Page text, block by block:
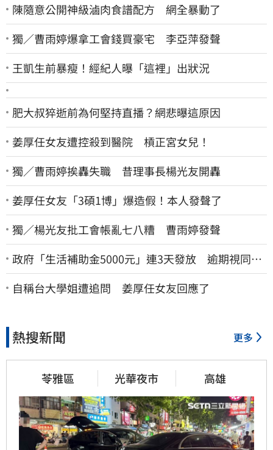
陳隨意公開神級滷肉食譜配方 網全暴動了
獨／曹雨婷爆拿工會錢買豪宅 李亞萍發聲
王凱生前暴瘦！經紀人曝「這裡」出狀況
肥大叔猝逝前為何堅持直播？網悲曝這原因
姜厚任女友遭控殺到醫院 槓正宮女兒！
獨／曹雨婷挨轟失職 昔理事長楊光友開轟
姜厚任女友「3碩1博」爆造假！本人發聲了
獨／楊光友批工會帳亂七八糟 曹雨婷發聲
政府「生活補助金5000元」連3天發放 逾期視同放
棄
自稱台大學姐遭追問 姜厚任女友回應了
熱搜新聞 更多
苓雅區 光華夜市 高雄